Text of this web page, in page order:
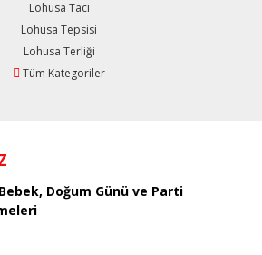
Lohusa Tacı
Lohusa Tepsisi
Lohusa Terliği
Tüm Kategoriler
Doğum Günü ve Parti